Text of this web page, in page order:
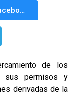
Facebook Messenger
de los
sus permisos y
derivadas de la